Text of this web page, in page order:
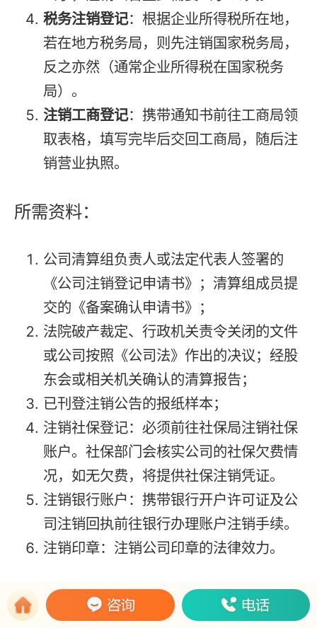
税务注销登记：根据企业所得税所在地，
若在地方税务局，则先注销国家税务局，
反之亦然（通常企业所得税在国家税务
局）。
注销工商登记：携带通知书前往工商局领
取表格，填写完毕后交回工商局，随后注
销营业执照。
所需资料：
公司清算组负责人或法定代表人签署的
《公司注销登记申请书》；清算组成员提
交的《备案确认申请书》；
法院破产裁定、行政机关责令关闭的文件
或公司按照《公司法》作出的决议；经股
东会或相关机关确认的清算报告；
已刊登注销公告的报纸样本；
注销社保登记：必须前往社保局注销社保
账户。社保部门会核实公司的社保欠费情
况，如无欠费，将提供社保注销凭证。
注销银行账户：携带银行开户许可证及公
司注销回执前往银行办理账户注销手续。
注销印章：注销公司印章的法律效力。
法律依据
《公司法》第一百八十八条 公司清算结束后，